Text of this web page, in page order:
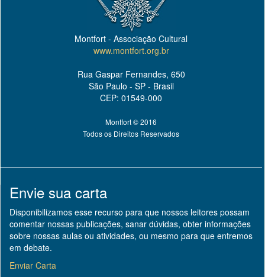
Montfort - Associação Cultural
www.montfort.org.br
Rua Gaspar Fernandes, 650
São Paulo - SP - Brasil
CEP: 01549-000
Montfort © 2016
Todos os Direitos Reservados
Envie sua carta
Disponibilizamos esse recurso para que nossos leitores possam
comentar nossas publicações, sanar dúvidas, obter informações
sobre nossas aulas ou atividades, ou mesmo para que entremos
em debate.
Enviar Carta